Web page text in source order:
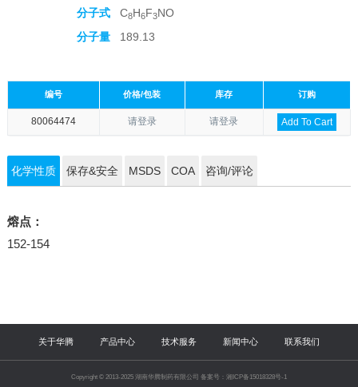
分子式
C8H6F3NO
分子量
189.13
编号 价格/包装 库存 订购
80064474 请登录 请登录 Add To Cart
化学性质 保存&安全 MSDS COA 咨询/评论
熔点：
152-154
关于华腾 产品中心 技术服务 新闻中心 联系我们
Copyright © 2013-2025 湖南华腾制药有限公司 备案号：湘ICP备15018328号-1